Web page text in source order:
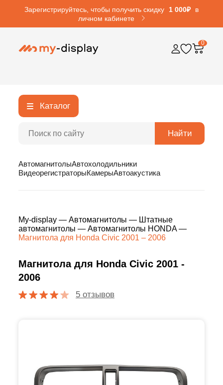
Зарегистрируйтесь, чтобы получить скидку 1 000₽
в
личном кабинете
0
Каталог
Найти
АвтомагнитолыАвтохолодильники
ВидеорегистраторыКамерыАвтоакустика
My-display — Автомагнитолы — Штатные
автомагнитолы — Автомагнитолы HONDA—
Магнитола для Honda Civic 2001 – 2006
Магнитола для Honda Civic 2001 -
2006
5 отзывов